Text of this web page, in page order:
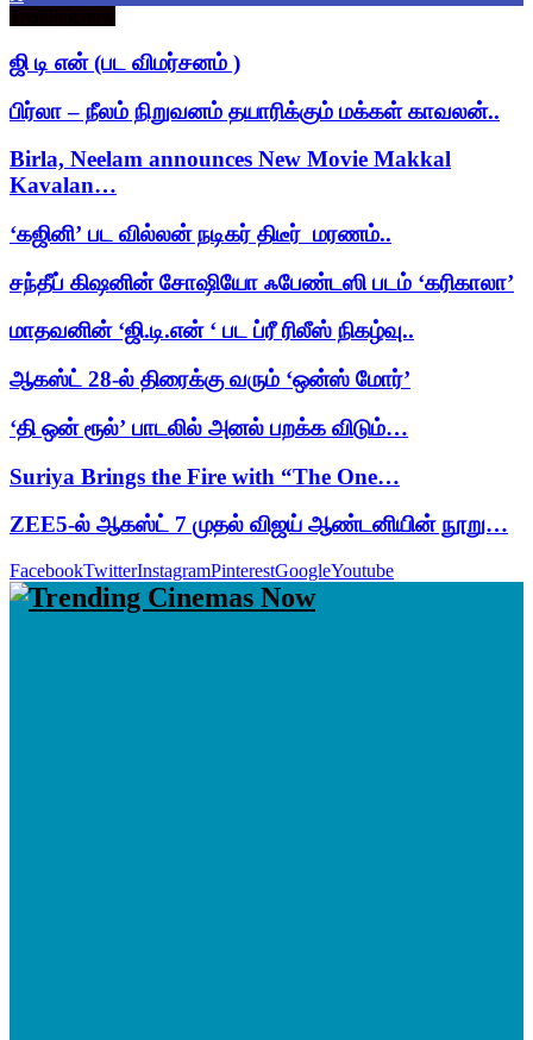
ஜி டி என் (பட விமர்சனம் )
பிர்லா – நீலம் நிறுவனம் தயாரிக்கும் மக்கள் காவலன்..
Birla, Neelam announces New Movie Makkal
Kavalan…
‘கஜினி’ பட வில்லன் நடிகர் திடீர் மரணம்..
சந்தீப் கிஷனின் சோஷியோ ஃபேண்டஸி படம் ‘கரிகாலா’
மாதவனின் ‘ஜி.டி.என் ‘ பட ப்ரீ ரிலீஸ் நிகழ்வு..
ஆகஸ்ட் 28-ல் திரைக்கு வரும் ‘ஒன்ஸ் மோர்’
‘தி ஒன் ரூல்’ பாடலில் அனல் பறக்க விடும்…
Suriya Brings the Fire with “The One…
ZEE5-ல் ஆகஸ்ட் 7 முதல் விஜய் ஆண்டனியின் நூறு…
FacebookTwitterInstagramPinterestGoogleYoutube